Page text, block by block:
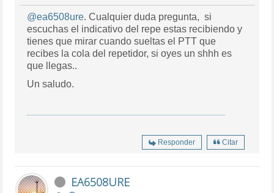
@ea6508ure. Cualquier duda pregunta, si
escuchas el indicativo del repe estas recibiendo y
tienes que mirar cuando sueltas el PTT que
recibes la cola del repetidor, si oyes un shhh es
que llegas..
Un saludo.
Responder Citar
EA6508URE